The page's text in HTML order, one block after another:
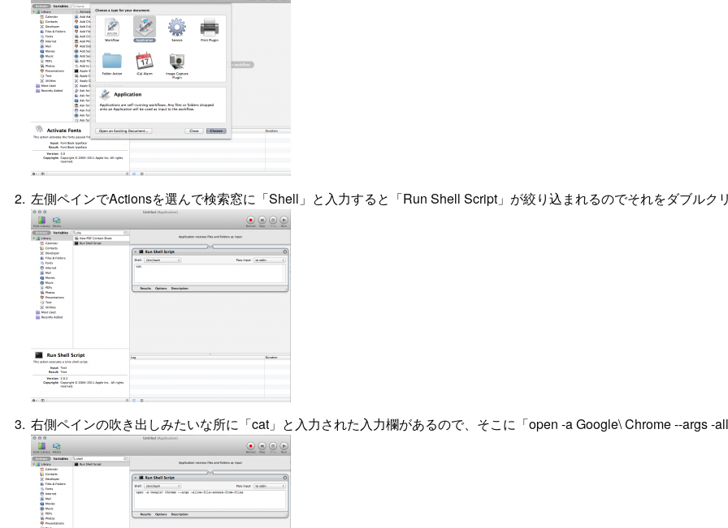
左側ペインでActionsを選んで検索窓に「Shell」と入力すると「Run Shell Script」が絞り込まれるのでそれをダブルク
右側ペインの吹き出しみたいな所に「cat」と入力された入力欄があるので、そこに「open -a Google\ Chrome --args -